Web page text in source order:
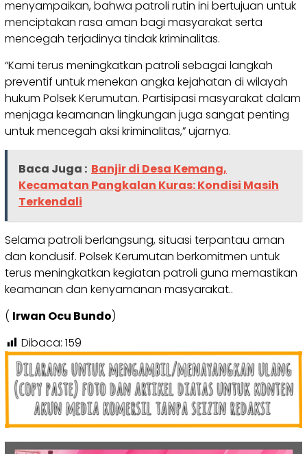
menyampaikan, bahwa patroli rutin ini bertujuan untuk
menciptakan rasa aman bagi masyarakat serta
mencegah terjadinya tindak kriminalitas.
“Kami terus meningkatkan patroli sebagai langkah
preventif untuk menekan angka kejahatan di wilayah
hukum Polsek Kerumutan. Partisipasi masyarakat dalam
menjaga keamanan lingkungan juga sangat penting
untuk mencegah aksi kriminalitas,” ujarnya.
Baca Juga : Banjir di Desa Kemang,
Kecamatan Pangkalan Kuras: Kondisi Masih
Terkendali
Selama patroli berlangsung, situasi terpantau aman
dan kondusif. Polsek Kerumutan berkomitmen untuk
terus meningkatkan kegiatan patroli guna memastikan
keamanan dan kenyamanan masyarakat..
( Irwan Ocu Bundo)
Dibaca: 159